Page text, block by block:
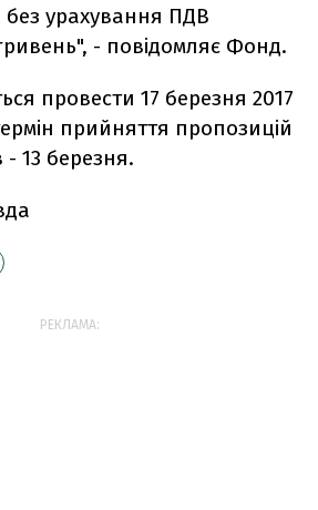
урахування ПДВ
- повідомляє Фонд.
провести 17 березня 2017
прийняття пропозицій
- 13 березня.
РЕКЛАМА: